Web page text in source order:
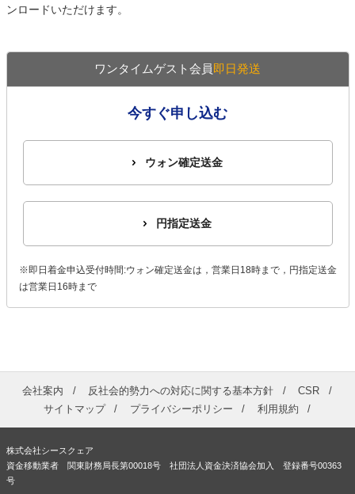
ンロードいただけます。
ワンタイムゲスト会員即日発送
今すぐ申し込む
ウォン確定送金
円指定送金
※即日着金申込受付時間:ウォン確定送金は，営業日18時まで，円指定送金
は営業日16時まで
会社案内 反社会的勢力への対応に関する基本方針
CSR
サイトマップ
プライバシーポリシー 利用規約
株式会社シースクェア
資金移動業者 関東財務局長第00018号 社団法人資金決済協会加入 登録番号00363
号